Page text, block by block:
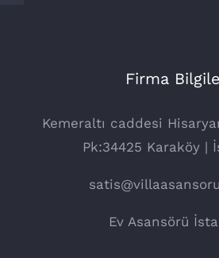
Firma
Kemeraltı caddesi
Pk:34425 Karaköy |
Ev Asansörü